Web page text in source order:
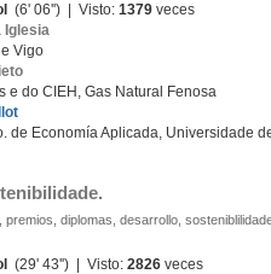
(6' 06'') | Visto:1379 veces
Iglesia
Vigo
e do CIEH, Gas Natural Fenosa
de Economía Aplicada, Universidade
diplomas, desarrollo,
(29' 43'') | Visto:2826 veces